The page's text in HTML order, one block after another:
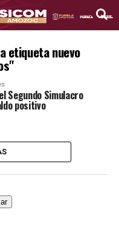
etiqueta nuevo
Segundo Simulacro
positivo